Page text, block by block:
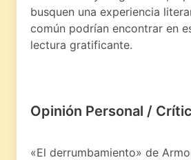
busquen una experiencia
común podrían encontrar en
lectura gratificante.
Opinión Personal /
«El derrumbamiento» de